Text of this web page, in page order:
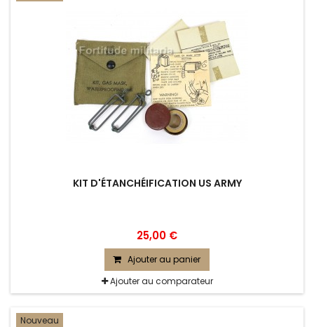
KIT D'ÉTANCHÉIFICATION US ARMY
25,00 €
Ajouter au panier
Ajouter au comparateur
Nouveau